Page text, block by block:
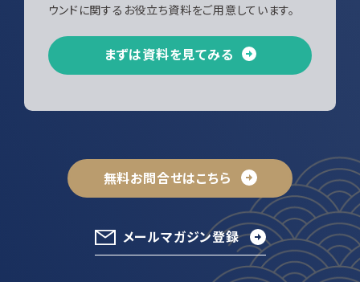
ウンドに関するお役立ち資料をご用意しています。
まずは資料を見てみる
無料お問合せはこちら
メールマガジン登録